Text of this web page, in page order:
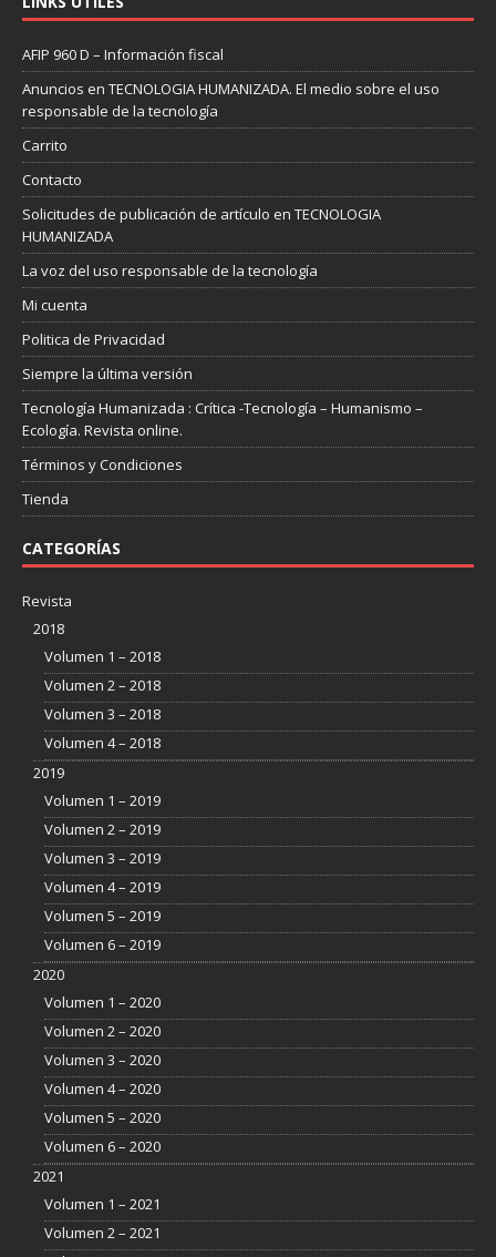
AFIP 960 D – Información fiscal
Anuncios en TECNOLOGIA HUMANIZADA. El medio sobre el uso
responsable de la tecnología
Carrito
Contacto
Solicitudes de publicación de artículo en TECNOLOGIA
HUMANIZADA
La voz del uso responsable de la tecnología
Mi cuenta
Politica de Privacidad
Siempre la última versión
Tecnología Humanizada : Crítica -Tecnología – Humanismo –
Ecología. Revista online.
Términos y Condiciones
Tienda
CATEGORÍAS
Revista
2018
Volumen 1 – 2018
Volumen 2 – 2018
Volumen 3 – 2018
Volumen 4 – 2018
2019
Volumen 1 – 2019
Volumen 2 – 2019
Volumen 3 – 2019
Volumen 4 – 2019
Volumen 5 – 2019
Volumen 6 – 2019
2020
Volumen 1 – 2020
Volumen 2 – 2020
Volumen 3 – 2020
Volumen 4 – 2020
Volumen 5 – 2020
Volumen 6 – 2020
2021
Volumen 1 – 2021
Volumen 2 – 2021